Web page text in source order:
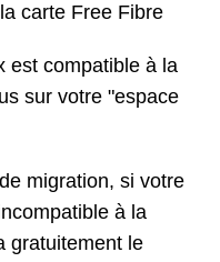
carte Free Fibre
est compatible à la
sur votre "espace
migration, si votre
à la
gratuitement le